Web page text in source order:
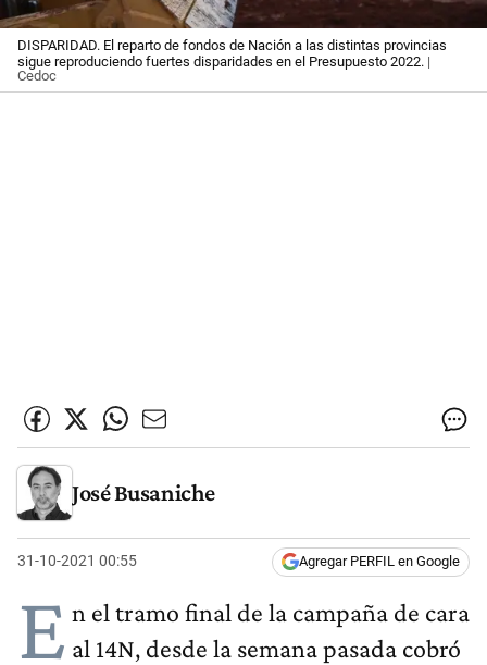
DISPARIDAD. El reparto de fondos de Nación a las distintas provincias
sigue reproduciendo fuertes disparidades en el Presupuesto 2022. |
Cedoc
José Busaniche
31-10-2021 00:55 Agregar PERFIL en Google
E n el tramo final de la campaña de cara
al 14N, desde la semana pasada cobró